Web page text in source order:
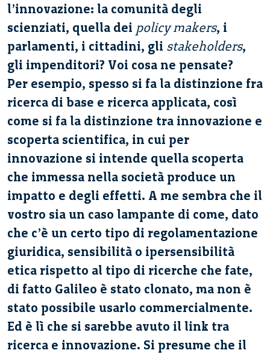
l’innovazione: la comunità degli
scienziati, quella dei policy makers, i
parlamenti, i cittadini, gli stakeholders,
gli impenditori? Voi cosa ne pensate?
Per esempio, spesso si fa la distinzione fra
ricerca di base e ricerca applicata, così
come si fa la distinzione tra innovazione e
scoperta scientifica, in cui per
innovazione si intende quella scoperta
che immessa nella società produce un
impatto e degli effetti. A me sembra che il
vostro sia un caso lampante di come, dato
che c’è un certo tipo di regolamentazione
giuridica, sensibilità o ipersensibilità
etica rispetto al tipo di ricerche che fate,
di fatto Galileo è stato clonato, ma non è
stato possibile usarlo commercialmente.
Ed è lì che si sarebbe avuto il link tra
ricerca e innovazione. Si presume che il